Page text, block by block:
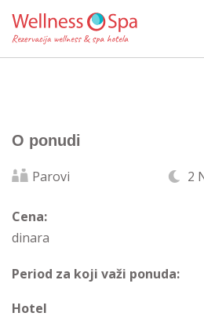
O ponudi
Parovi 2
Cena:
dinara
Period za koji važi ponuda:
Hotel